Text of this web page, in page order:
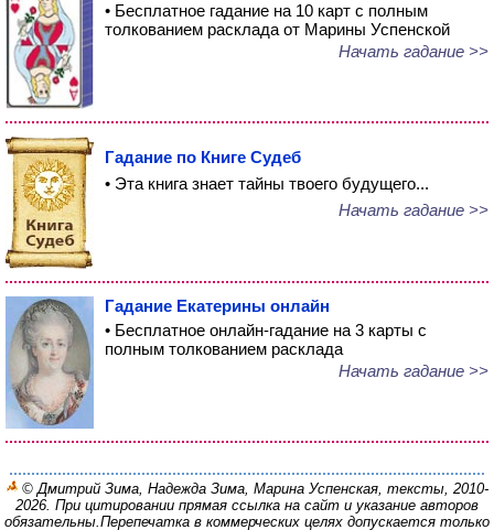
• Бесплатное гадание на 10 карт с полным
толкованием расклада от Марины Успенской
Начать гадание >>
Гадание по Книге Судеб
• Эта книга знает тайны твоего будущего...
Начать гадание >>
Гадание Екатерины онлайн
• Бесплатное онлайн-гадание на 3 карты с
полным толкованием расклада
Начать гадание >>
© Дмитрий Зима, Надежда Зима, Марина Успенская, тексты, 2010-
2026. При цитировании прямая ссылка на сайт и указание авторов
обязательны.Перепечатка в коммерческих целях допускается только